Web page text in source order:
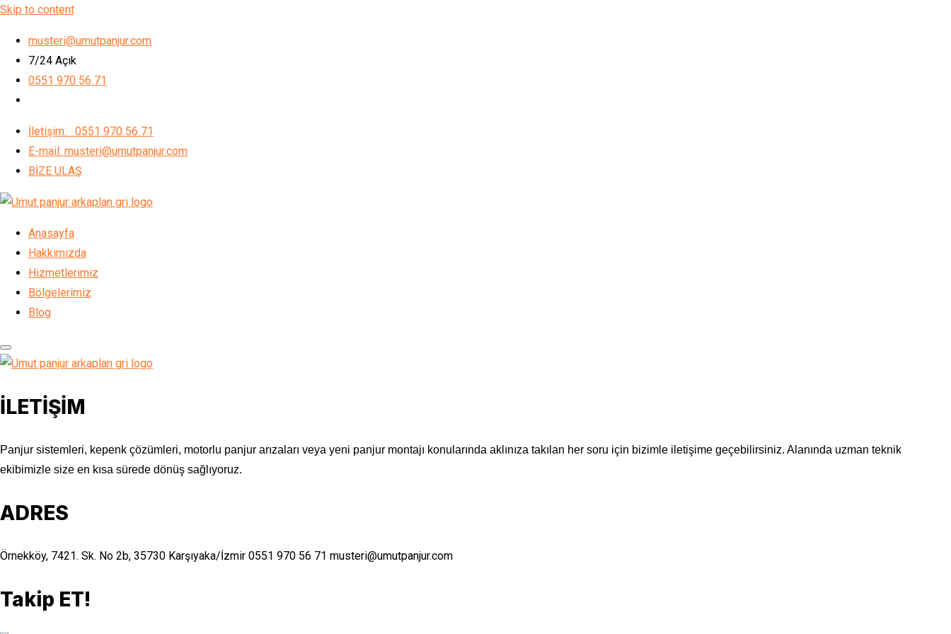
Skip to content
musteri@umutpanjur.com
7/24 Açık
0551 970 56 71
İletişim: 0551 970 56 71
E-mail: musteri@umutpanjur.com
BİZE ULAŞ
Anasayfa
Hakkımızda
Hizmetlerimiz
Bölgelerimiz
Blog
İLETİŞİM
Panjur sistemleri, kepenk çözümleri, motorlu panjur arızaları veya yeni panjur montajı konularında aklınıza takılan her soru için bizimle iletişime geçebilirsiniz. Alanında uzman teknik
ekibimizle size en kısa sürede dönüş sağlıyoruz.
ADRES
Örnekköy, 7421. Sk. No 2b, 35730 Karşıyaka/İzmir 0551 970 56 71 musteri@umutpanjur.com
Takip ET!